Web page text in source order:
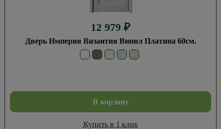
12 979 ₽
Дверь Империя Византия Винил Платина 60см.
В корзину
Купить в 1 клик